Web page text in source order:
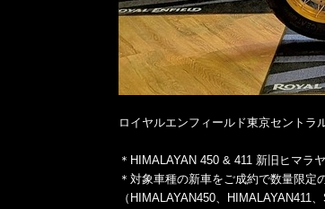
ロイヤルエンフィールド東京セントラ
＊HIMALAYAN 450 & 411 新旧ヒマラ
＊対象車種の新車をご成約で数量限定
（HIMALAYAN450、HIMALAYAN411、